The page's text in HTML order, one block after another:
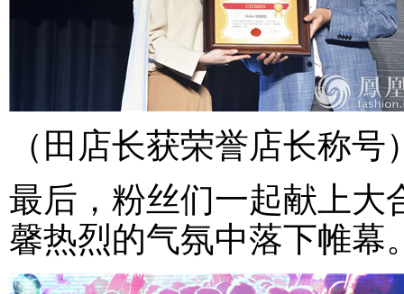
（田店长获荣誉店长称号
最后，粉丝们一起献上大
馨热烈的气氛中落下帷幕